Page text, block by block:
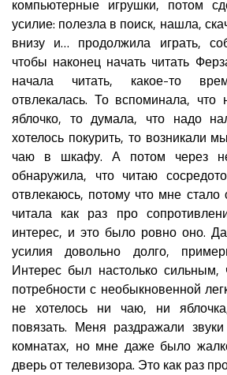
компьютерные игрушки, потом
усилие: полезла в поиск, нашла,
внизу и… продолжила играть,
чтобы наконец начать читать
начала читать, какое-то
отвлекалась. То вспоминала, что
яблочко, то думала, что надо
хотелось покурить, то возникали
чаю в шкафу. А потом через
обнаружила, что читаю
отвлекаюсь, потому что мне стало
читала как раз про
интерес, и это было ровно оно.
усилия довольно долго,
Интерес был настолько сильным,
потребности с необыкновенной
не хотелось ни чаю, ни
повязать. Меня раздражали
комнатах, но мне даже было
дверь от телевизора. Это как раз